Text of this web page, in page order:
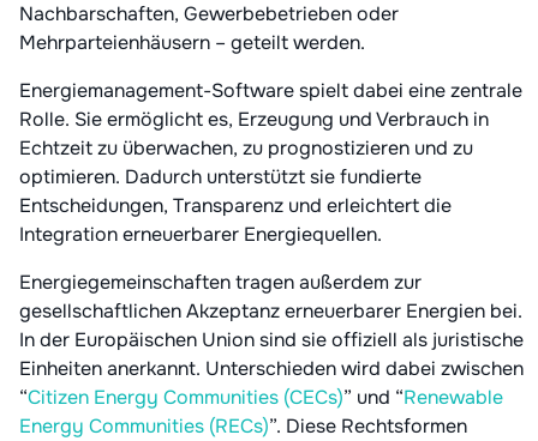
Nachbarschaften, Gewerbebetrieben oder
Mehrparteienhäusern – geteilt werden.
Energiemanagement-Software spielt dabei eine zentrale
Rolle. Sie ermöglicht es, Erzeugung und Verbrauch in
Echtzeit zu überwachen, zu prognostizieren und zu
optimieren. Dadurch unterstützt sie fundierte
Entscheidungen, Transparenz und erleichtert die
Integration erneuerbarer Energiequellen.
Energiegemeinschaften tragen außerdem zur
gesellschaftlichen Akzeptanz erneuerbarer Energien bei.
In der Europäischen Union sind sie offiziell als juristische
Einheiten anerkannt. Unterschieden wird dabei zwischen
“Citizen Energy Communities (CECs)” und “Renewable
Energy Communities (RECs)”. Diese Rechtsformen